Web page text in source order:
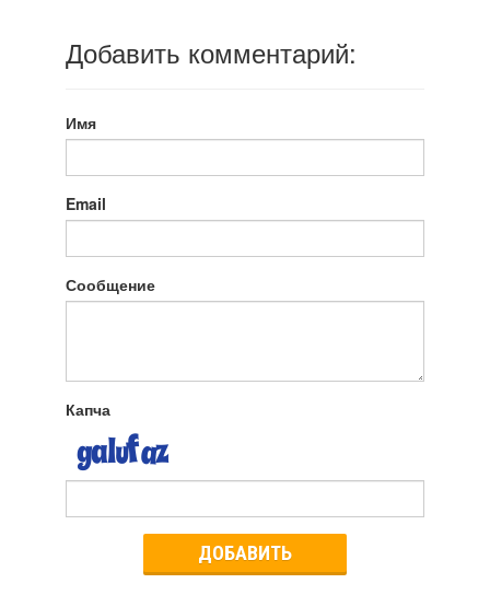
Добавить комментарий:
Имя
Email
Сообщение
Капча
ДОБАВИТЬ